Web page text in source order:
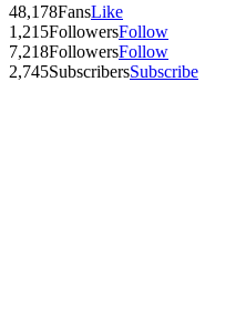
48,178FansLike
1,215FollowersFollow
7,218FollowersFollow
2,745SubscribersSubscribe